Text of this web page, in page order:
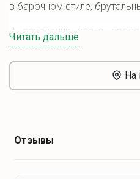
в барочном стиле,
В заведении часто
музыкой.
.
Читать дальше
На
Отзывы